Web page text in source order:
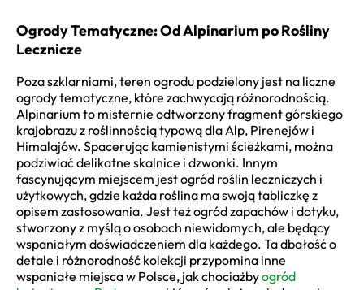
Ogrody Tematyczne: Od Alpinarium po Rośliny
Lecznicze
Poza szklarniami, teren ogrodu podzielony jest na liczne
ogrody tematyczne, które zachwycają różnorodnością.
Alpinarium to misternie odtworzony fragment górskiego
krajobrazu z roślinnością typową dla Alp, Pirenejów i
Himalajów. Spacerując kamienistymi ścieżkami, można
podziwiać delikatne skalnice i dzwonki. Innym
fascynującym miejscem jest ogród roślin leczniczych i
użytkowych, gdzie każda roślina ma swoją tabliczkę z
opisem zastosowania. Jest też ogród zapachów i dotyku,
stworzony z myślą o osobach niewidomych, ale będący
wspaniałym doświadczeniem dla każdego. Ta dbałość o
detale i różnorodność kolekcji przypomina inne
wspaniałe miejsca w Polsce, jak chociażbyogród